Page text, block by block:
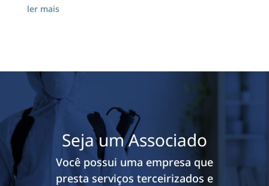
ler mais
Seja um Associado
Você possui uma empresa que
presta serviços terceirizados e